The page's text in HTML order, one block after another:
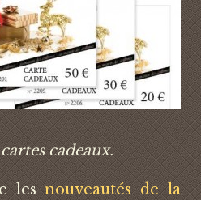
cadeaux.
lesnouveautés de la